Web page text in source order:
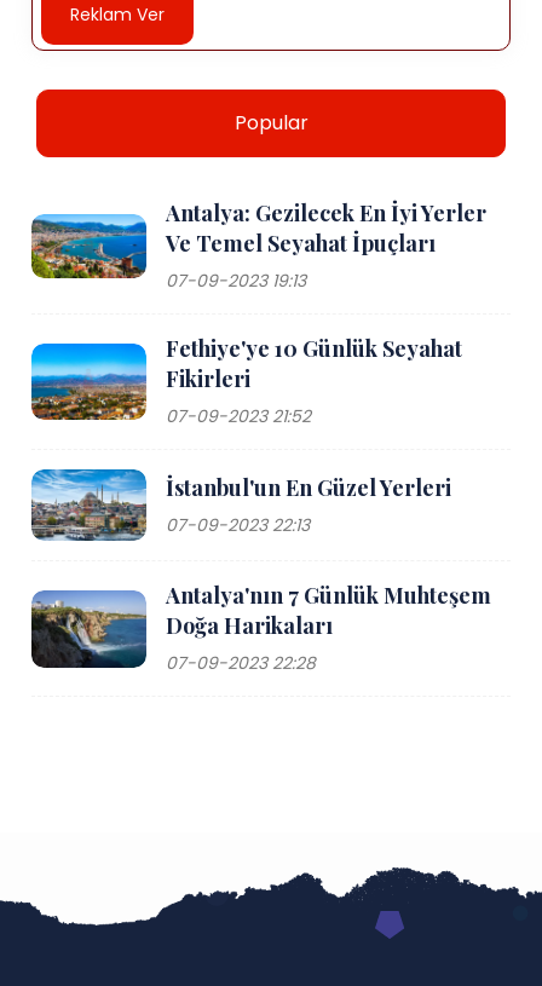
Reklam Ver
Popular
Antalya: Gezilecek En İyi Yerler
Ve Temel Seyahat İpuçları
07-09-2023 19:13
Fethiye'ye 10 Günlük Seyahat
Fikirleri
07-09-2023 21:52
İstanbul'un En Güzel Yerleri
07-09-2023 22:13
Antalya'nın 7 Günlük Muhteşem
Doğa Harikaları
07-09-2023 22:28